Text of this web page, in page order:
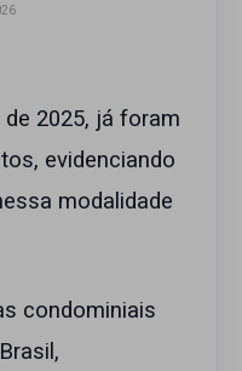
2025, já foram
evidenciando
modalidade
condominiais